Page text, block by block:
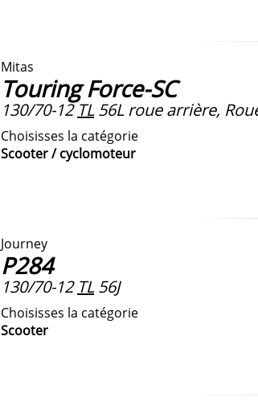
Mitas
Touring Force-SC
130/70-12TL56L roue arrière,
Choisisses la catégorie
Scooter / cyclomoteur
Journey
P284
130/70-12 TL56J
Choisisses la catégorie
Scooter